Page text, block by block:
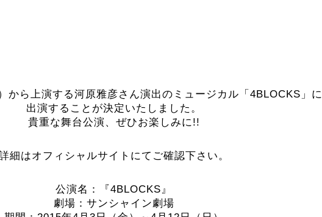
から上演する河原雅彦さん演出のミュージカル「4BLOCKS」に
出演することが決定いたしました。
貴重な舞台公演、ぜひお楽しみに!!
細はオフィシャルサイトにてご確認下さい。
公演名：『4BLOCKS』
劇場：サンシャイン劇場